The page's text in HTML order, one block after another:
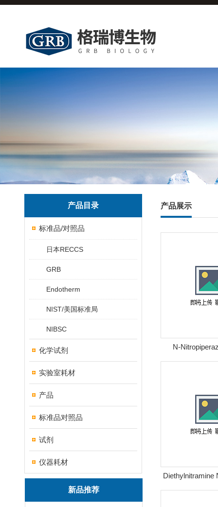
产品目录
标准品/对照品
日本RECCS
GRB
Endotherm
NIST/美国标准局
NIBSC
化学试剂
实验室耗材
产品
标准品对照品
试剂
仪器耗材
新品推荐
产品展示
N-
Diethylnitramine